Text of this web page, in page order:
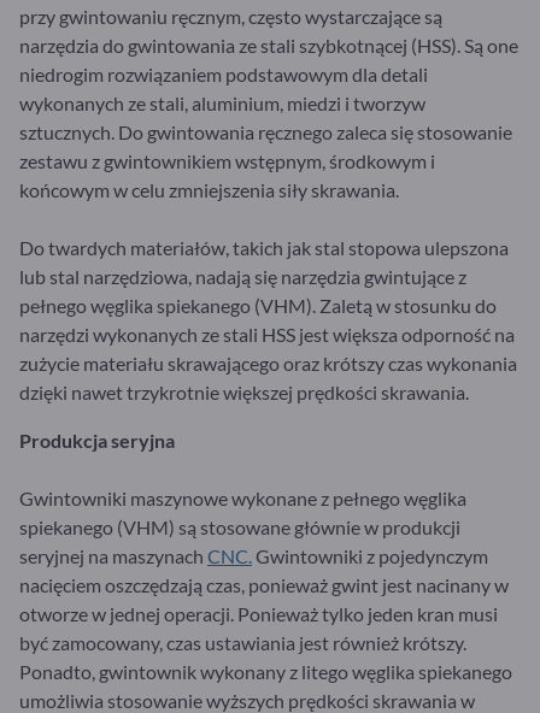
przy gwintowaniu ręcznym, często wystarczające są
narzędzia do gwintowania ze stali szybkotnącej (HSS). Są one
niedrogim rozwiązaniem podstawowym dla detali
wykonanych ze stali, aluminium, miedzi i tworzyw
sztucznych. Do gwintowania ręcznego zaleca się stosowanie
zestawu z gwintownikiem wstępnym, środkowym i
końcowym w celu zmniejszenia siły skrawania.
Do twardych materiałów, takich jak stal stopowa ulepszona
lub stal narzędziowa, nadają się narzędzia gwintujące z
pełnego węglika spiekanego (VHM). Zaletą w stosunku do
narzędzi wykonanych ze stali HSS jest większa odporność na
zużycie materiału skrawającego oraz krótszy czas wykonania
dzięki nawet trzykrotnie większej prędkości skrawania.
Produkcja seryjna
Gwintowniki maszynowe wykonane z pełnego węglika
spiekanego (VHM) są stosowane głównie w produkcji
seryjnej na maszynach CNC.Gwintowniki z pojedynczym
nacięciem oszczędzają czas, ponieważ gwint jest nacinany w
otworze w jednej operacji. Ponieważ tylko jeden kran musi
być zamocowany, czas ustawiania jest również krótszy.
Ponadto, gwintownik wykonany z litego węglika spiekanego
umożliwia stosowanie wyższych prędkości skrawania w